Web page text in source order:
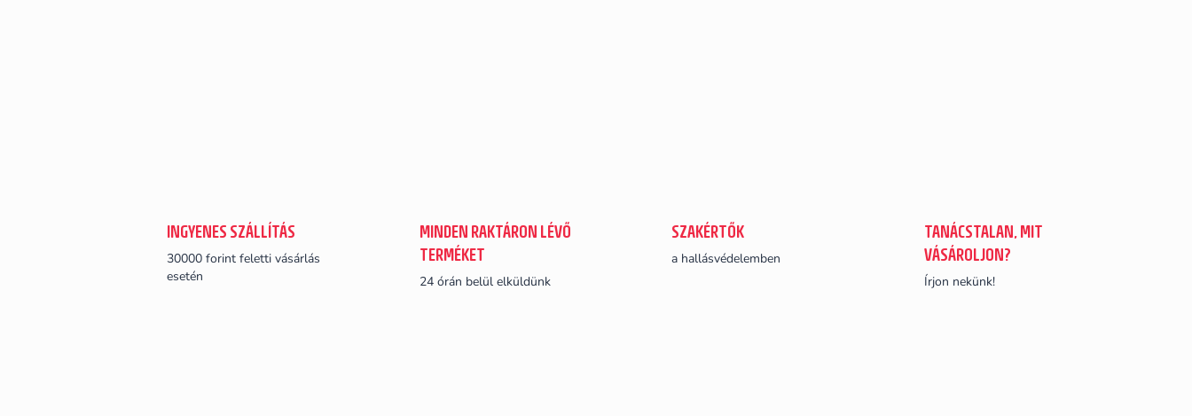
INGYENES SZÁLLÍTÁS
30000 forint feletti vásárlás
esetén
MINDEN RAKTÁRON LÉVŐ
TERMÉKET
24 órán belül elküldünk
SZAKÉRTŐK
a hallásvédelemben
TANÁCSTALAN, MIT
VÁSÁROLJON?
Írjon nekünk!